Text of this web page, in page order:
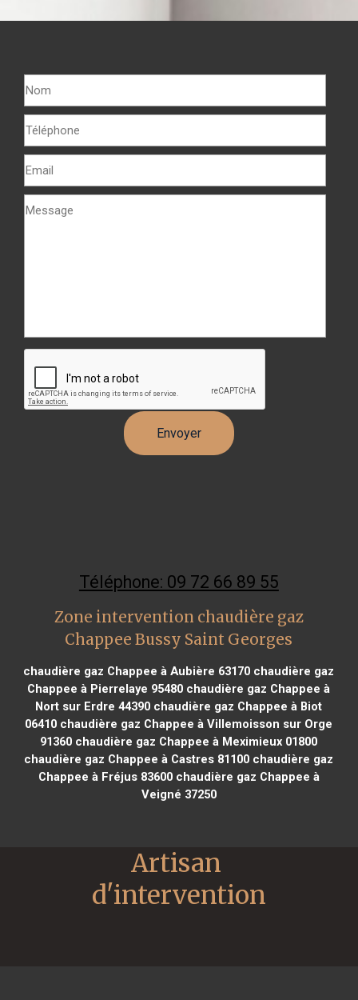
Téléphone: 09 72 66 89 55
Zone intervention chaudière gaz
Chappee Bussy Saint Georges
chaudière gaz Chappee à Aubière 63170 chaudière gaz
Chappee à Pierrelaye 95480 chaudière gaz Chappee à
Nort sur Erdre 44390 chaudière gaz Chappee à Biot
06410 chaudière gaz Chappee à Villemoisson sur Orge
91360 chaudière gaz Chappee à Meximieux 01800
chaudière gaz Chappee à Castres 81100 chaudière gaz
Chappee à Fréjus 83600chaudière gaz Chappee à
Veigné 37250
Artisan
d'intervention